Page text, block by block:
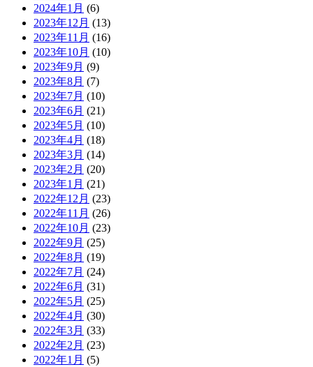
2024年1月 (6)
2023年12月 (13)
2023年11月 (16)
2023年10月 (10)
2023年9月 (9)
2023年8月 (7)
2023年7月 (10)
2023年6月 (21)
2023年5月 (10)
2023年4月 (18)
2023年3月 (14)
2023年2月 (20)
2023年1月 (21)
2022年12月 (23)
2022年11月 (26)
2022年10月 (23)
2022年9月 (25)
2022年8月 (19)
2022年7月 (24)
2022年6月 (31)
2022年5月 (25)
2022年4月 (30)
2022年3月 (33)
2022年2月 (23)
2022年1月 (5)